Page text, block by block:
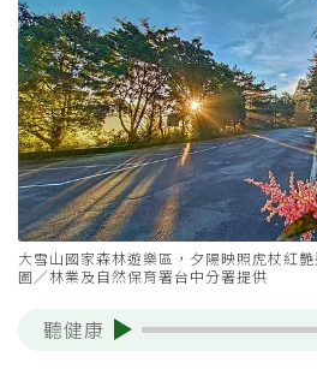
大雪山國家森林遊樂區，夕陽映照虎杖紅艷
圖／林業及自然保育署台中分署提供
聽健康